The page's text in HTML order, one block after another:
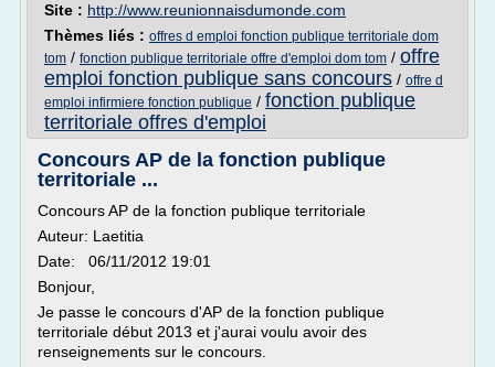
Site : http://www.reunionnaisdumonde.com
Thèmes liés : offres d emploi fonction publique territoriale dom
tom / fonction publique territoriale offre d'emploi dom tom / offre
emploi fonction publique sans concours / offre d
emploi infirmiere fonction publique / fonction publique
territoriale offres d'emploi
Concours AP de la fonction publique
territoriale ...
Concours AP de la fonction publique territoriale
Auteur: Laetitia
Date: 06/11/2012 19:01
Bonjour,
Je passe le concours d'AP de la fonction publique
territoriale début 2013 et j'aurai voulu avoir des
renseignements sur le concours.